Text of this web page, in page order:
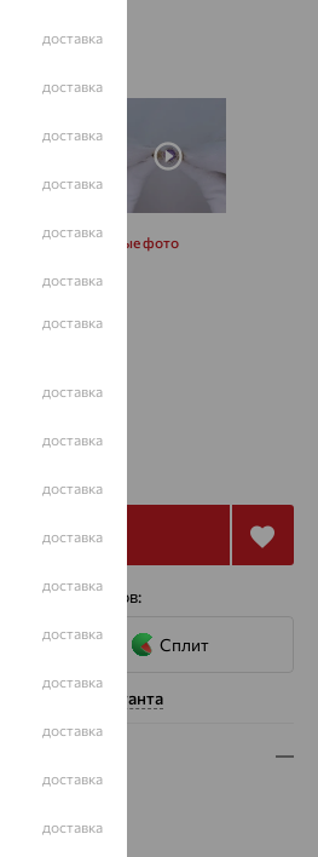
дополнительные фото
размер
сервисов:
Сплит
консультанта
доставка
доставка
доставка
доставка
доставка
доставка
доставка
доставка
доставка
доставка
доставка
доставка
доставка
доставка
доставка
доставка
доставка